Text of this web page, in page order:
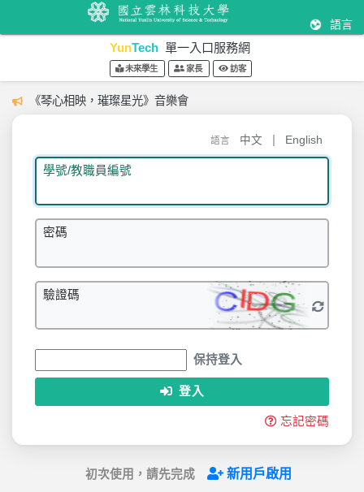
語言
YunTech 單一入口服務網
未來學生 家長 訪客
《琴心相映，璀璨星光》音樂會
語言 中文 English
學號/教職員編號
密碼
驗證碼
保持登入
登入
忘記密碼
初次使用，請先完成 新用戶啟用